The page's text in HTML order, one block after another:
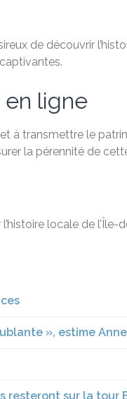
de découvrir
en ligne
à transmettre le
la pérennité de
locale de
», estime
resteront sur la tour